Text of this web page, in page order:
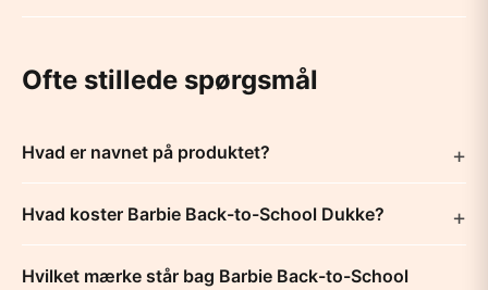
Ofte stillede spørgsmål
Hvad er navnet på produktet?
Hvad koster Barbie Back-to-School Dukke?
Hvilket mærke står bag Barbie Back-to-School